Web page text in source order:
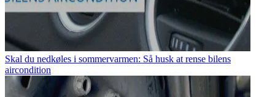
Skal du nedkøles i sommervarmen: Så husk at rense bilens
aircondition